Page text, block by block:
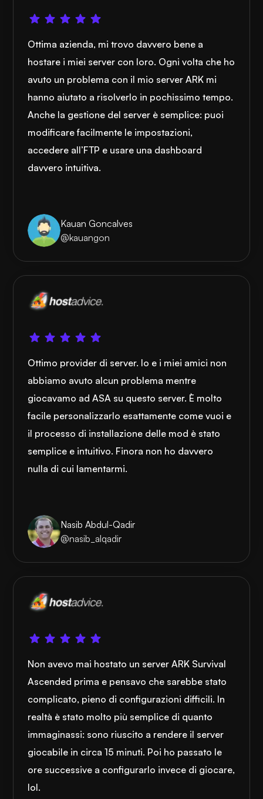
Ottima azienda, mi trovo davvero bene a
hostare i miei server con loro. Ogni volta che ho
avuto un problema con il mio server ARK mi
hanno aiutato a risolverlo in pochissimo tempo.
Anche la gestione del server è semplice: puoi
modificare facilmente le impostazioni,
accedere all’FTP e usare una dashboard
davvero intuitiva.
Kauan Goncalves
@kauangon
Ottimo provider di server. Io e i miei amici non
abbiamo avuto alcun problema mentre
giocavamo ad ASA su questo server. È molto
facile personalizzarlo esattamente come vuoi e
il processo di installazione delle mod è stato
semplice e intuitivo. Finora non ho davvero
nulla di cui lamentarmi.
Nasib Abdul-Qadir
@nasib_alqadir
Non avevo mai hostato un server ARK Survival
Ascended prima e pensavo che sarebbe stato
complicato, pieno di configurazioni difficili. In
realtà è stato molto più semplice di quanto
immaginassi: sono riuscito a rendere il server
giocabile in circa 15 minuti. Poi ho passato le
ore successive a configurarlo invece di giocare,
lol.